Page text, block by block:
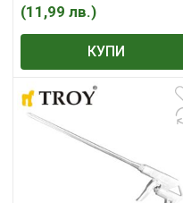
(11,99 лв.)
КУПИ